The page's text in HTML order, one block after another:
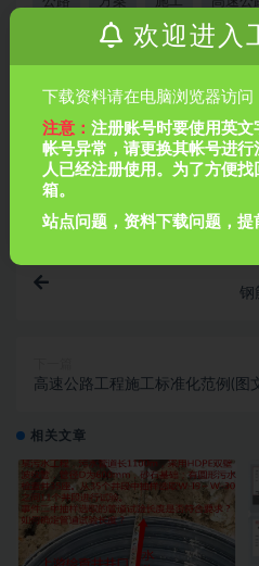
钢
高速公路工程施工标准化范例(图
相关文章
欢迎进入
下载资料请在电脑浏览器访问
注意：注册账号时要使用英
帐号异常，请更换其帐号进
人已经注册使用。为了方便
箱。
站点问题，资料下载问题，